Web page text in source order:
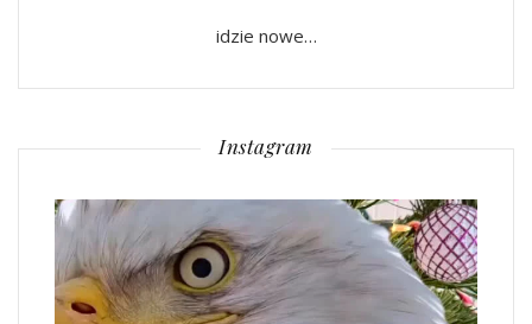
idzie nowe…
Instagram